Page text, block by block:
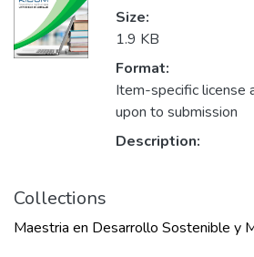
Size:
1.9 KB
Format:
Item-specific license
upon to submission
Description:
Collections
Maestria en Desarrollo Sostenible y